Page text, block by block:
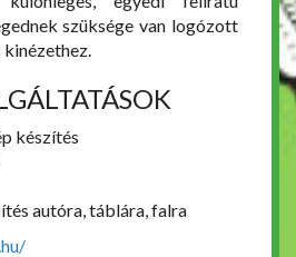
szüksége van logózott
kinézethez.
készítés
autóra, táblára, falra